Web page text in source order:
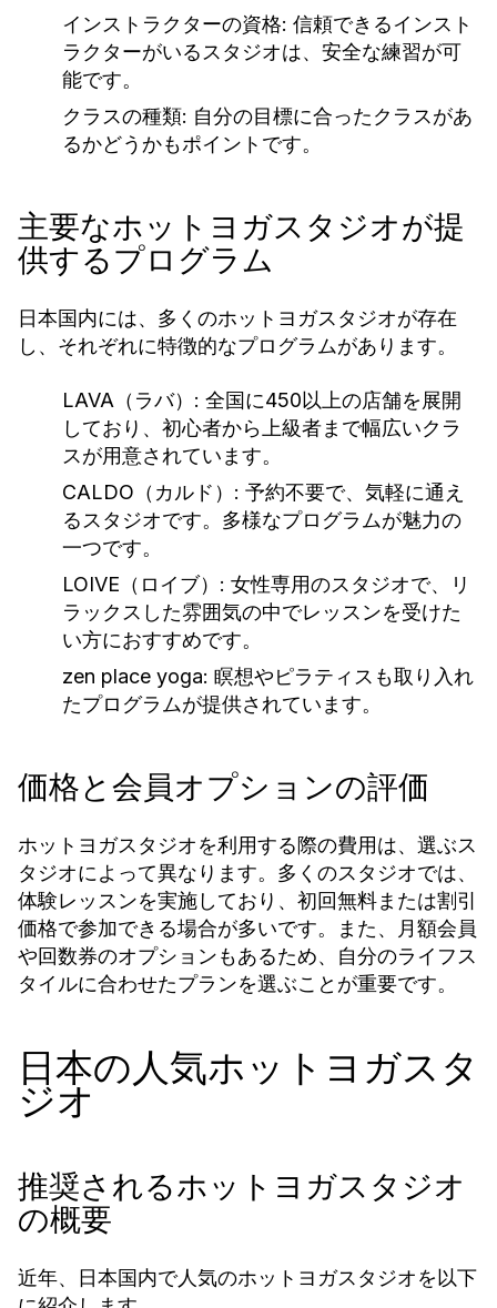
インストラクターの資格: 信頼できるインスト
ラクターがいるスタジオは、安全な練習が可
能です。
クラスの種類: 自分の目標に合ったクラスがあ
るかどうかもポイントです。
主要なホットヨガスタジオが提
供するプログラム
日本国内には、多くのホットヨガスタジオが存在
し、それぞれに特徴的なプログラムがあります。
LAVA（ラバ）: 全国に450以上の店舗を展開
しており、初心者から上級者まで幅広いクラ
スが用意されています。
CALDO（カルド）: 予約不要で、気軽に通え
るスタジオです。多様なプログラムが魅力の
一つです。
LOIVE（ロイブ）: 女性専用のスタジオで、リ
ラックスした雰囲気の中でレッスンを受けた
い方におすすめです。
zen place yoga: 瞑想やピラティスも取り入れ
たプログラムが提供されています。
価格と会員オプションの評価
ホットヨガスタジオを利用する際の費用は、選ぶス
タジオによって異なります。多くのスタジオでは、
体験レッスンを実施しており、初回無料または割引
価格で参加できる場合が多いです。また、月額会員
や回数券のオプションもあるため、自分のライフス
タイルに合わせたプランを選ぶことが重要です。
日本の人気ホットヨガスタ
ジオ
推奨されるホットヨガスタジオ
の概要
近年、日本国内で人気のホットヨガスタジオを以下